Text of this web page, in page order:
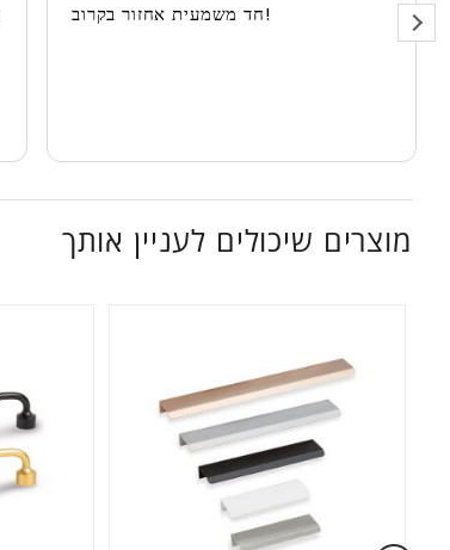
חד משמעית אחזור בקרוב!
מוצרים שיכולים לעניין אותך